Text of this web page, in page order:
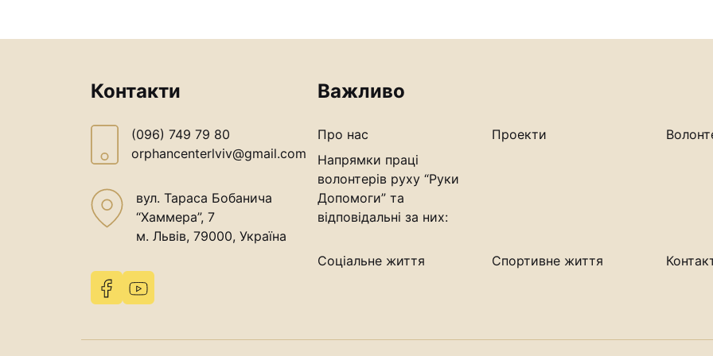
Контакти
(096) 749 79 80
orphancenterlviv@gmail.com
вул. Тараса Бобанича
“Хаммера”, 7
м. Львів, 79000, Україна
Важливо
Про нас
Напрямки праці
волонтерів руху “Руки
Допомоги” та
відповідальні за них:
Проекти
Соціальне життя Спортивне життя